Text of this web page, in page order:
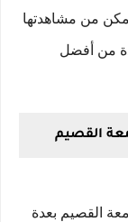
من مشاهدتها
من أفضل
القصيم
القصيم بعدة